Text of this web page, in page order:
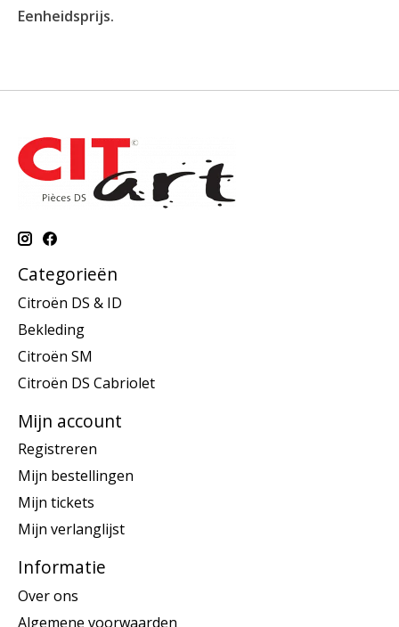
Eenheidsprijs.
Categorieën
Citroën DS & ID
Bekleding
Citroën SM
Citroën DS Cabriolet
Mijn account
Registreren
Mijn bestellingen
Mijn tickets
Mijn verlanglijst
Informatie
Over ons
Algemene voorwaarden